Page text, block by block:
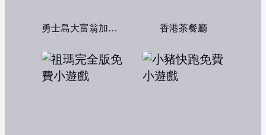
勇士島大富翁加強版 香港茶餐廳